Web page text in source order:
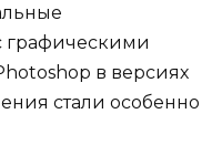
графическими
в версиях
стали особенно